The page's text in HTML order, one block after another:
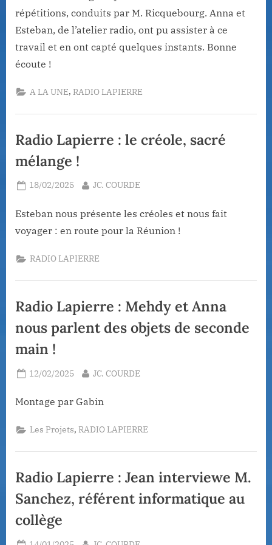
répétitions, conduits par M. Ricquebourg. Anna et
Esteban, de l’atelier radio, ont pu assister à ce
travail et en ont capté quelques instants. Bonne
écoute !
A LA UNE,RADIO LAPIERRE
Radio Lapierre : le créole, sacré
mélange !
Posted
18/02/2025 By
JC. COURDE
Esteban nous présente les créoles et nous fait
voyager : en route pour la Réunion !
RADIO LAPIERRE
Radio Lapierre : Mehdy et Anna
nous parlent des objets de seconde
main !
Posted
12/02/2025 By
JC. COURDE
Montage par Gabin
Les Projets,RADIO LAPIERRE
Radio Lapierre : Jean interviewe M.
Sanchez, référent informatique au
collège